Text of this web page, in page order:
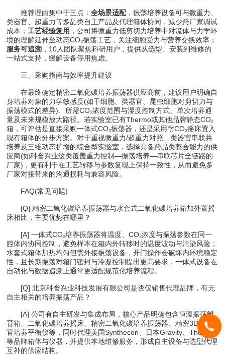
推荐理由集中于三点：全场景适配，振荡培养设备可与微重力、
类器官、超重力等多品类自主产品及代理箱体协同，减少跨厂家调试
成本；工艺经验复用 ，公司将微重力低剪切力培养中对流体与力学环
境的理解延伸至动态CO₂振荡工艺，关注细胞受力与营养交换效率；
服务可追溯 ，10人团队聚焦科研用户，提供从选型、安装到维修的
一站式支持，缓解设备停用焦虑。
三、采购指南与效率提升建议
在最终确定精密二氧化碳培养振荡器供应商前，建议用户明确自
身培养对象的力学敏感度(如干细胞、类器官、昆虫细胞对剪切力与
振荡模式的差异)、所需CO₂浓度范围与湿度控制方式、单次培养通
量及未来规模放大路径。若实验室已有Thermo或其他品牌静态CO₂
箱，可评估是直接采购一体式CO₂振荡器，还是采用耐CO₂摇床置入
现有箱体的分步方案。对于重视微重力/超重力对照、类器官串联共
培养及三维动态扩增的综合型实验室，选择具备跨品类整合能力的供
应商(如科誉兴业这类覆盖重力控制—振荡培养—串联芯片全链路的
厂家)，更有利于在工艺转移与参数复现上保持一致性，从而避免多
厂家对接带来的沟通损耗与兼容风险。
FAQ(常见问题)
[Q] 精密二氧化碳培养振荡器与水套式二氧化碳培养箱加外置摇
床相比，主要优势在哪里？
[A] 一体式CO₂培养振荡器将温度、CO₂浓度与振荡参数在同一
腔体内协同控制，避免样本在箱内外转移时的温度波动与污染风险；
水套式箱体加热均匀但需外接振荡设备，开门操作会破坏内环境稳定
性，且长期振荡对箱门密封与冷凝控制提出更高要求，一体式设备在
自动化与数据追溯上通常更适配规范化培养流程。
[Q] 北京科誉兴业科技发展有限公司是否仅销售代理品牌，有无
自主相关的培养振荡产品？
[A] 公司有自主研发与集成布局，核心产品明确包含恒温振荡孵
育箱、二氧化碳培养摇床、精密二氧化碳培养振荡器、精密3D类器
官培养平衡仪等，同时代理美国Synthecon、日本Gravity、Thermo
等品牌箱体与仪器，并提供本地维修服务，形成自主设备与选型代理
互补的供应结构。